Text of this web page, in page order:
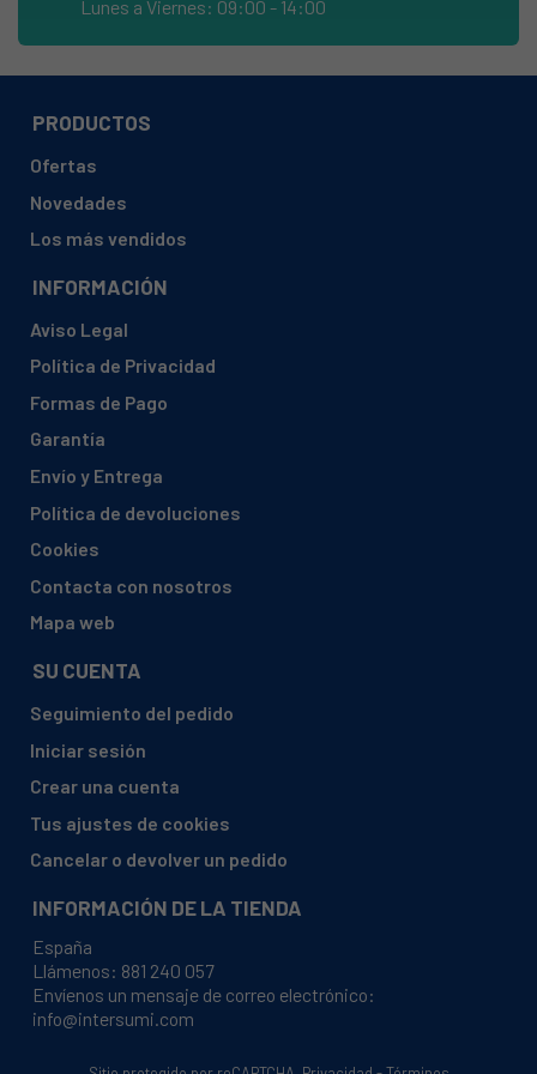
TEKA, E 6033G1PALBUT
TEKA, E 6033G1PALNAT
TEKA, EH615INOX
TEKA, EM 202PINOX110V
TEKA, EM302GA IBUTINOX110V
TEKA, EM302PINOX
TEKA, EM603G1PA IALTRFUNDBUT
TEKA, EM603 G1PAITRTVBUT
TEKA, EM603G1PA ITRTVFUNDBUT
TEKA, EM603G1PA ITRTVNATINOX
TEKA, EM604 GAIALBUTINOX
Lunes a Viernes: 09:00 - 14:00
PRODUCTOS
Ofertas
Novedades
Los más vendidos
INFORMACIÓN
Aviso Legal
Política de Privacidad
Formas de Pago
Garantía
Envío y Entrega
Política de devoluciones
Cookies
Contacta con nosotros
Mapa web
SU CUENTA
Seguimiento del pedido
Iniciar sesión
Crear una cuenta
Tus ajustes de cookies
Cancelar o devolver un pedido
INFORMACIÓN DE LA TIENDA
España
Llámenos: 881 240 057
Envíenos un mensaje de correo electrónico:
info@intersumi.com